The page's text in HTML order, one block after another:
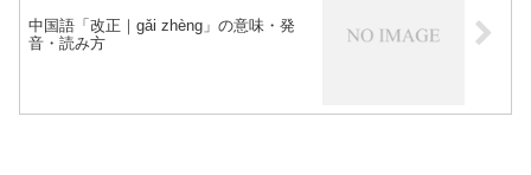
中国語「改正｜gǎi zhèng」の意味・発
音・読み方